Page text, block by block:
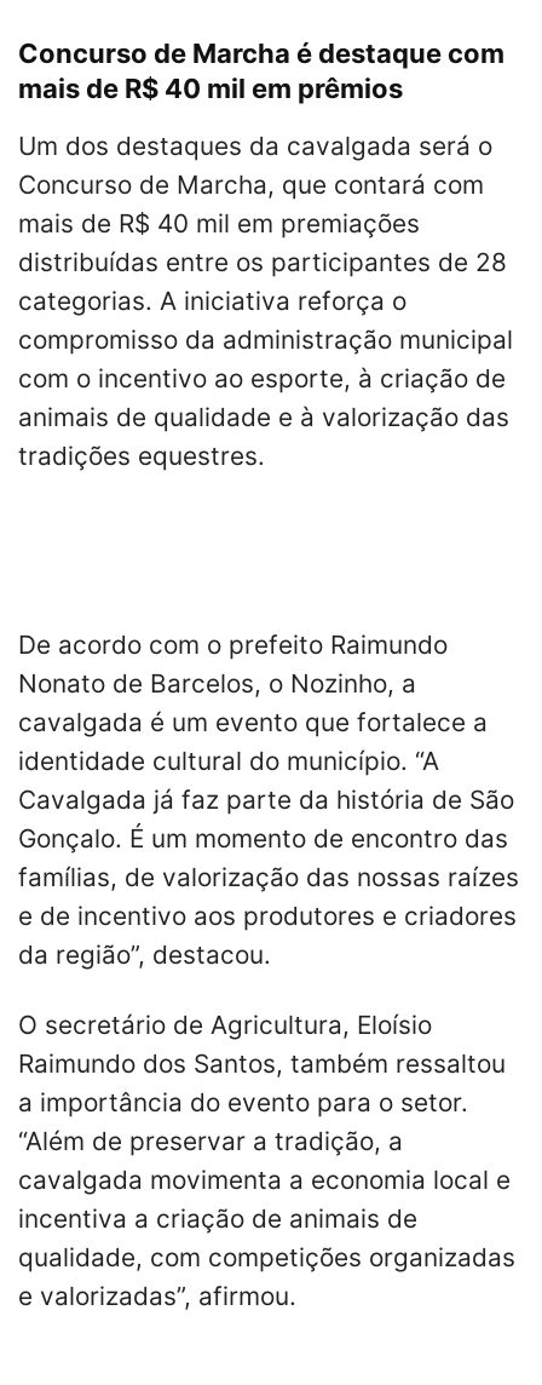
Concurso de Marcha é destaque com
mais de R$ 40 mil em prêmios
Um dos destaques da cavalgada será o
Concurso de Marcha, que contará com
mais de R$ 40 mil em premiações
distribuídas entre os participantes de 28
categorias. A iniciativa reforça o
compromisso da administração municipal
com o incentivo ao esporte, à criação de
animais de qualidade e à valorização das
tradições equestres.
De acordo com o prefeito Raimundo
Nonato de Barcelos, o Nozinho, a
cavalgada é um evento que fortalece a
identidade cultural do município. “A
Cavalgada já faz parte da história de São
Gonçalo. É um momento de encontro das
famílias, de valorização das nossas raízes
e de incentivo aos produtores e criadores
da região”, destacou.
O secretário de Agricultura, Eloísio
Raimundo dos Santos, também ressaltou
a importância do evento para o setor.
“Além de preservar a tradição, a
cavalgada movimenta a economia local e
incentiva a criação de animais de
qualidade, com competições organizadas
e valorizadas”, afirmou.